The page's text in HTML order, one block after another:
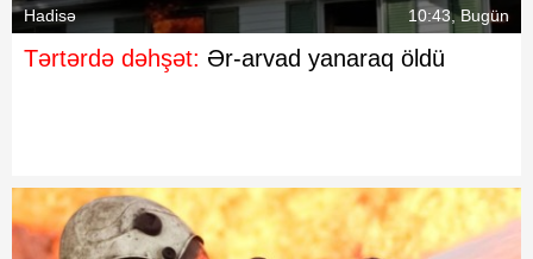
Hadisə 10:43, Bugün
Tərtərdə dəhşət: Ər-arvad yanaraq öldü